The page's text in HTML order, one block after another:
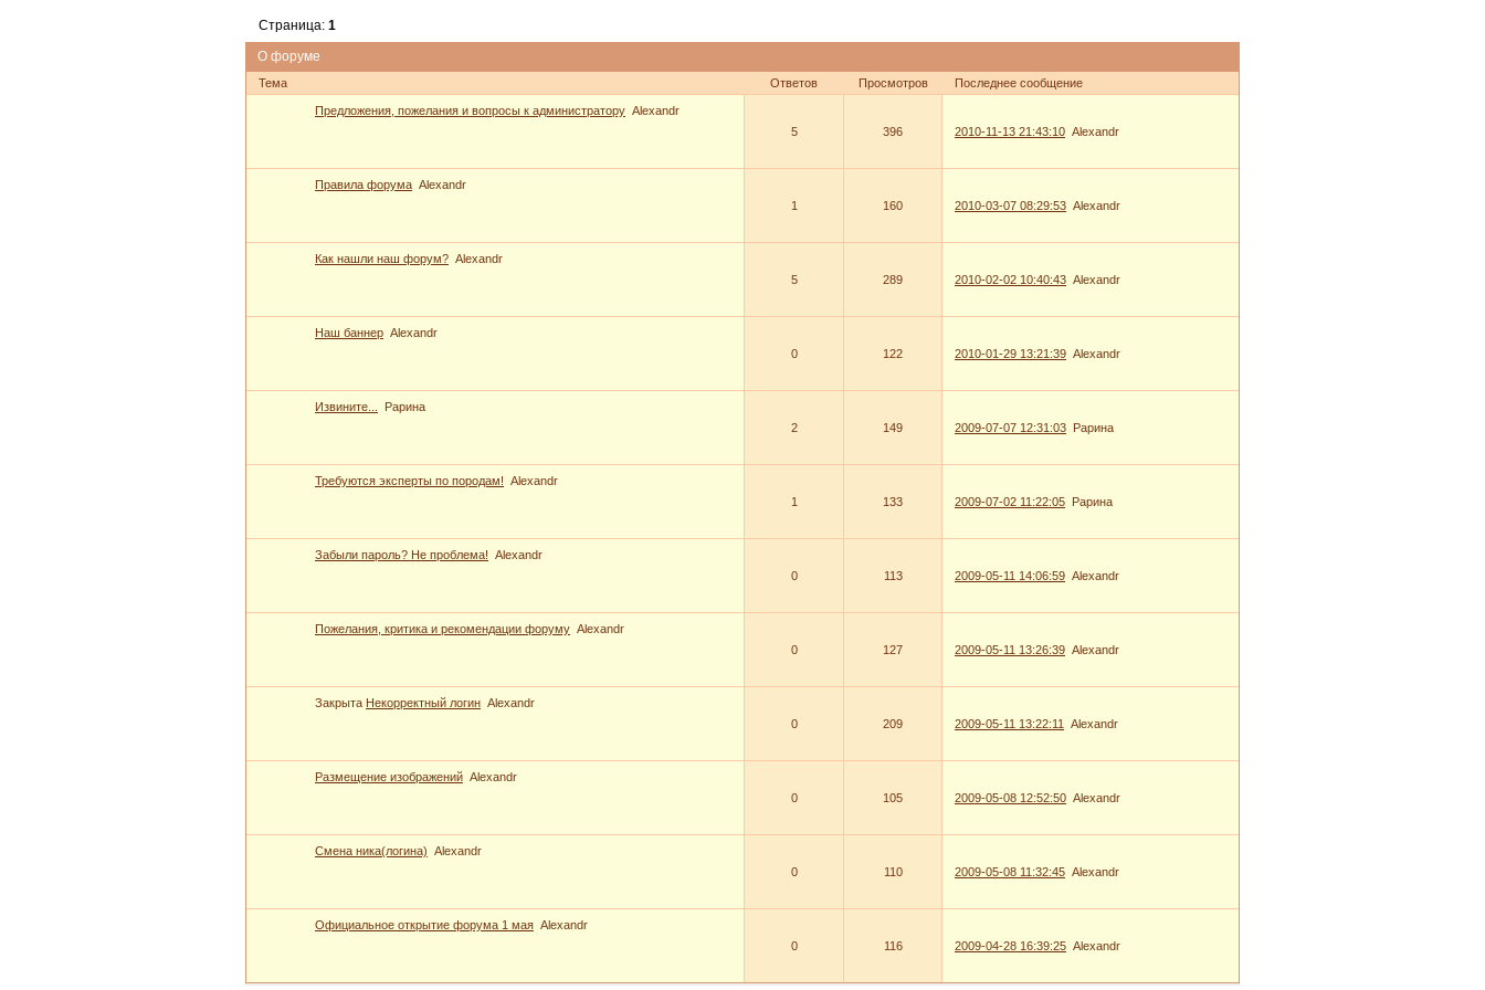
О форуме
Страница:1
Тема Ответов Просмотров Последнее сообщение
Предложения, пожелания и вопросы к администратору Alexandr
5
396 2010-11-13 21:43:10 Alexandr
Правила форума Alexandr
1
160 2010-03-07 08:29:53 Alexandr
Как нашли наш форум? Alexandr
5
289 2010-02-02 10:40:43 Alexandr
Наш баннер Alexandr
0
122 2010-01-29 13:21:39 Alexandr
Извините...
Рарина
2
149 2009-07-07 12:31:03 Рарина
Требуются эксперты по породам! Alexandr
1
133 2009-07-02 11:22:05 Рарина
Забыли пароль? Не проблема! Alexandr
0
113 2009-05-11 14:06:59 Alexandr
Пожелания, критика и рекомендации форуму Alexandr
0
127 2009-05-11 13:26:39 Alexandr
Закрыта Некорректный логин Alexandr
0
209 2009-05-11 13:22:11 Alexandr
Размещение изображений Alexandr
0
105 2009-05-08 12:52:50 Alexandr
Cмена ника(логина) Alexandr
0
110 2009-05-08 11:32:45 Alexandr
Официальное открытие форума 1 мая Alexandr
0
116 2009-04-28 16:39:25 Alexandr